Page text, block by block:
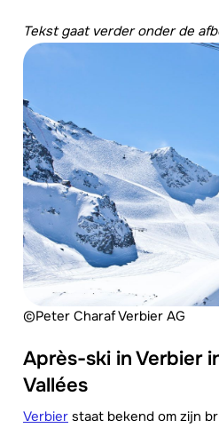
Tekst gaat verder onder de
©Peter Charaf Verbier AG
Après-ski in Verbier
Vallées
Verbier staat bekend om zijn